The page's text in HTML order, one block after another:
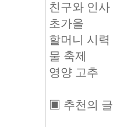
친구와 인사
초가을
할머니 시력
물 축제
영양 고추
▣ 추천의 글